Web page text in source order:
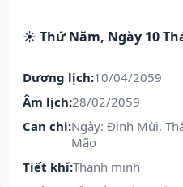
☀️ Thứ Năm, Ngày 10
Dương lịch:10/04/2059
Âm lịch:28/02/2059
Can chi:Ngày: Đinh Mùi,
Mão
Tiết khí:Thanh minh